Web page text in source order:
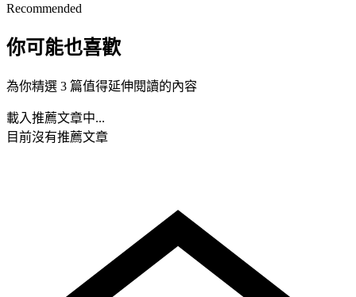
Recommended
你可能也喜歡
為你精選 3 篇值得延伸閱讀的內容
載入推薦文章中...
目前沒有推薦文章